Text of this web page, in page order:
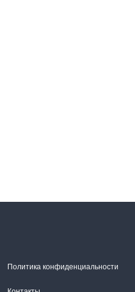
Политика конфиденциальности